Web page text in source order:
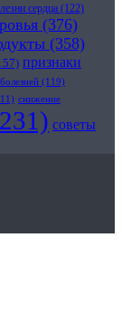
сердца (122)
(376)
(358)
признаки
(119)
снижение
советы